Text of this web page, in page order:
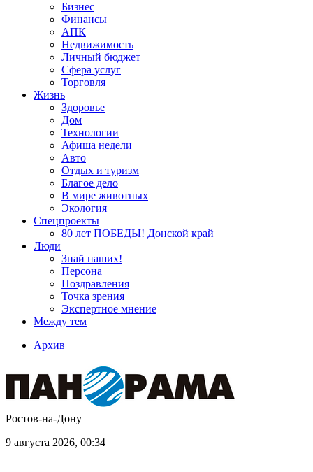
Бизнес
Финансы
АПК
Недвижимость
Личный бюджет
Сфера услуг
Торговля
Жизнь
Здоровье
Дом
Технологии
Афиша недели
Авто
Отдых и туризм
Благое дело
В мире животных
Экология
Спецпроекты
80 лет ПОБЕДЫ! Донской край
Люди
Знай наших!
Персона
Поздравления
Точка зрения
Экспертное мнение
Между тем
Архив
Ростов-на-Дону
9 августа 2026, 00:34